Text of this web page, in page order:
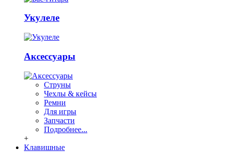
Укулеле
Аксессуары
Струны
Чехлы & кейсы
Ремни
Для игры
Запчасти
Подробнее...
+
Клавишные